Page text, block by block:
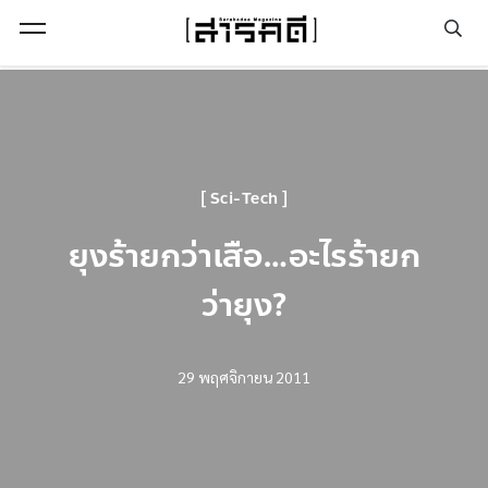
Sci-Tech
ยุงร้ายกว่าเสือ…อะไรร้ายก
ว่ายุง?
29 พฤศจิกายน 2011